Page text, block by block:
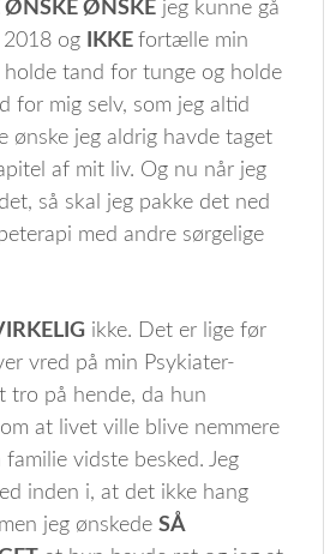
ØNSKE ØNSKE jeg kunne gå
og
IKKEfortælle min
holde tand for tunge og holde
for mig selv, som jeg altid
ønske jeg aldrig havde taget
af mit liv. Og nu når jeg
så skal jeg pakke det ned
med andre sørgelige
ikke. Det er lige før
vred på min Psykiater-
tro på hende, da hun
at livet ville blive nemmere
vidste besked. Jeg
inden i, at det ikke hang
jeg ønskedeSÅ